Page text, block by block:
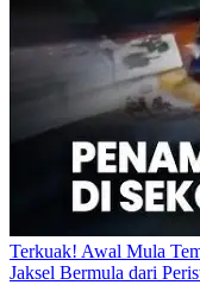
Terkuak! Awal Mula
Jaksel Bermula dari